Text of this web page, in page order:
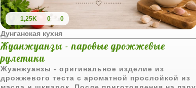
1,25K 0 0
Дунганская кухня
Жуанжуанзы - паровые дрожжевые
рулетики
Жуанжуанзы - оригинальное изделие из
дрожжевого теста с ароматной прослойкой из